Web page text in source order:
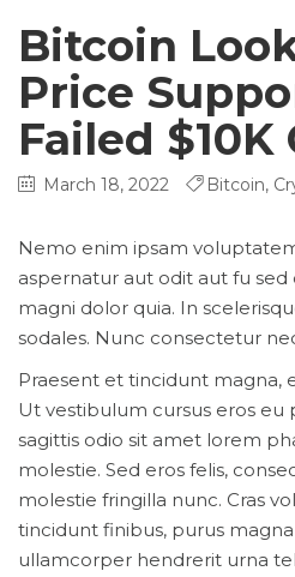
Bitcoin
Price
Failed $10K
March 18, 2022 Bitcoin,
Nemo enim ipsam
aspernatur aut odit aut fu
magni dolor quia. In
sodales. Nunc consectetur
Praesent et tincidunt magna,
Ut vestibulum cursus eros eu
sagittis odio sit amet lorem
molestie. Sed eros felis,
molestie fringilla nunc. Cras
tincidunt finibus, purus
ullamcorper hendrerit urna